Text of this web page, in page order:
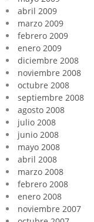
abril 2009
marzo 2009
febrero 2009
enero 2009
diciembre 2008
noviembre 2008
octubre 2008
septiembre 2008
agosto 2008
julio 2008
junio 2008
mayo 2008
abril 2008
marzo 2008
febrero 2008
enero 2008
noviembre 2007